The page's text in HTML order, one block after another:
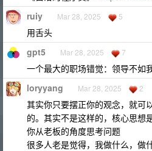
ruiy Mar 28, 2025 5
用舌头
gpt5 Mar 28, 2025 7
一个最大的职场错觉：领导不如
loryyang Mar 28, 2025 2
其实你只要摆正你的观念，就可
的。其实不是这样的，核心思想是
你从老板的角度思考问题
很多人老是觉得，我做什么，做